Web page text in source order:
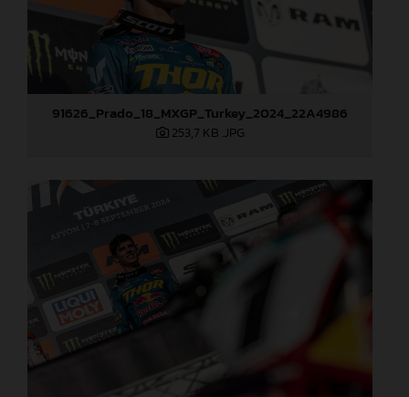
91626_Prado_18_MXGP_Turkey_2024_22A4986
253,7 KB .JPG